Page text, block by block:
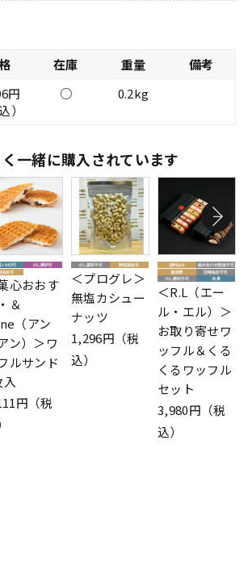
在庫 重量
備考
円
）
○ 0.2kg
一緒に購入されています
心おおす
＆
（アン
ン）＞ワ
ルサンド
入
円（税
＜プログレ＞
無塩カシュー
ナッツ
1,296円（税
込）
＜R.L（エー
ル・エル）＞
お取り寄せワ
ッフル＆くる
くるワッフル
セット
3,980円（税
込）